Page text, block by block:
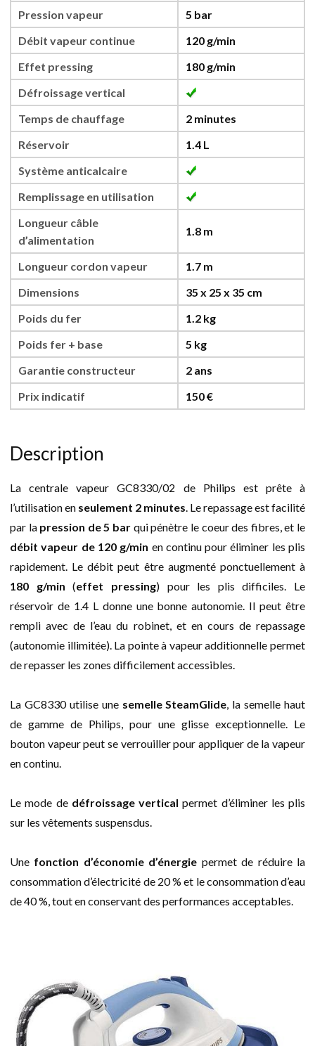
Pression vapeur
5 bar
Débit vapeur continue
120 g/min
Effet pressing
180 g/min
Défroissage vertical
Temps de chauffage
2 minutes
Réservoir
1.4 L
Système anticalcaire
Remplissage en utilisation
Longueur câble
d’alimentation
1.8 m
Longueur cordon vapeur
1.7 m
Dimensions
35 x 25 x 35 cm
Poids du fer
1.2 kg
Poids fer + base
5 kg
Garantie constructeur
2 ans
Prix indicatif
150 €
Description
La centrale vapeur GC8330/02 de Philips est prête à
l’utilisation en seulement 2 minutes. Le repassage est facilité
par la pression de 5 bar qui pénètre le coeur des fibres, et le
débit vapeur de 120 g/min en continu pour éliminer les plis
rapidement. Le débit peut être augmenté ponctuellement à
180 g/min (effet pressing) pour les plis difficiles. Le
réservoir de 1.4 L donne une bonne autonomie. Il peut être
rempli avec de l’eau du robinet, et en cours de repassage
(autonomie illimitée). La pointe à vapeur additionnelle permet
de repasser les zones difficilement accessibles.
La GC8330 utilise une semelle SteamGlide, la semelle haut
de gamme de Philips, pour une glisse exceptionnelle. Le
bouton vapeur peut se verrouiller pour appliquer de la vapeur
en continu.
Le mode de défroissage vertical permet d’éliminer les plis
sur les vêtements suspensdus.
Une fonction d’économie d’énergie permet de réduire la
consommation d’électricité de 20 % et le consommation d’eau
de 40 %, tout en conservant des performances acceptables.